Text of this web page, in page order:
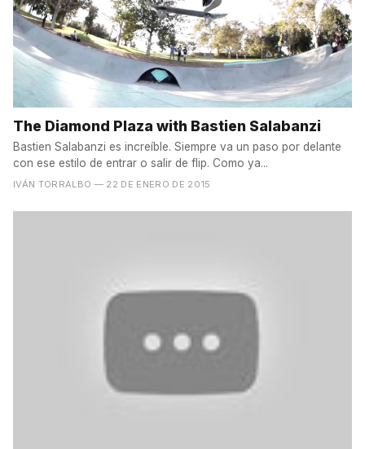
The Diamond Plaza with Bastien Salabanzi
Bastien Salabanzi es increíble. Siempre va un paso por delante
con ese estilo de entrar o salir de flip. Como ya...
IVÁN TORRALBO — 22 DE ENERO DE 2015